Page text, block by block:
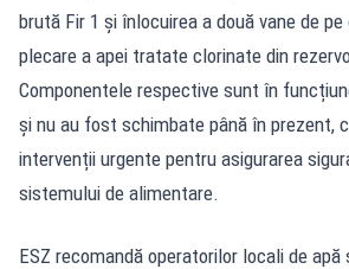
brută Fir 1 și înlocuirea a două vane de
plecare a apei tratate clorinate din
Componentele respective sunt în
și nu au fost schimbate până în prezent,
intervenții urgente pentru asigurarea
sistemului de alimentare.
ESZ recomandă operatorilor locali de apă